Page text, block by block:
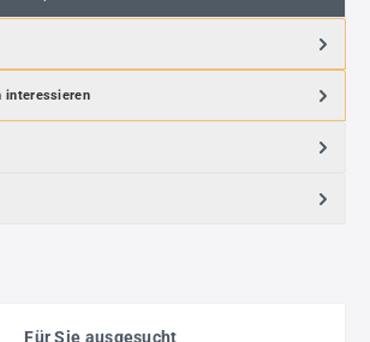
interessieren
Für Sie ausgesucht